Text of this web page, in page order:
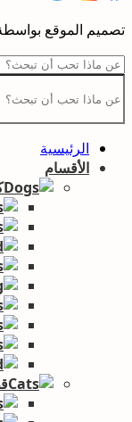
تصميم الموقع
الرئيسية
الأقسام